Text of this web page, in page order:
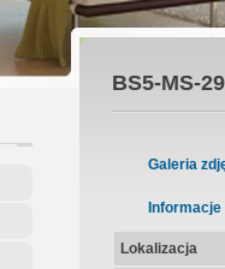
Zadatku
Umowa
BS5-MS-
Galeria
Informacje
Lokalizacja